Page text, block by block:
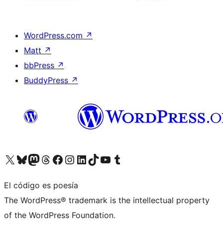
WordPress.com ↗
Matt ↗
bbPress ↗
BuddyPress ↗
Visita nuestra cuenta de X (anteriormente Twitter)
Visita nuestra cuenta de Bluesky
Visita nuestra cuenta de Mastodon
Visita nuestra cuenta de Threads
Visita nuestra página de Facebook
Visita nuestra cuenta de Instagram
Visita nuestra cuenta de LinkedIn
Visita nuestra cuenta de TikTok
Visita nuestro canal de YouTube
Visita nuestra cuenta de Tumblr
El código es poesía
The WordPress® trademark is the intellectual property
of the WordPress Foundation.